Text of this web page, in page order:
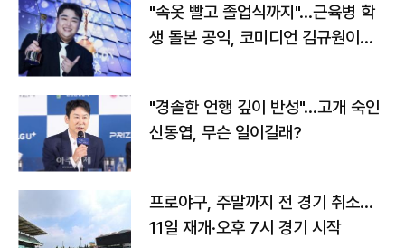
"속옷 빨고 졸업식까지"…근육병 학
생 돌본 공익, 코미디언 김규원이었
"경솔한 언행 깊이 반성"…고개 숙인
신동엽, 무슨 일이길래?
프로야구, 주말까지 전 경기 취소…
11일 재개·오후 7시 경기 시작